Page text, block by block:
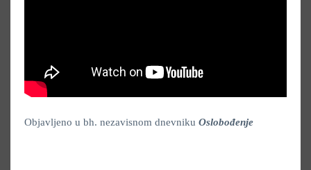
Objavljeno u bh. nezavisnom dnevniku Oslobođenje